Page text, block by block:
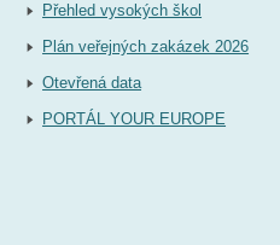
Přehled vysokých škol
Plán veřejných zakázek 2026
Otevřená data
PORTÁL YOUR EUROPE